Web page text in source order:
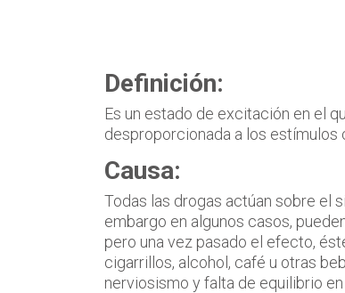
Definición:
Es un estado de excitación en el
desproporcionada a los estímulos
Causa:
Todas las drogas actúan sobre el
embargo en algunos casos,
pero una vez pasado el efecto,
cigarrillos, alcohol, café u otras
nerviosismo y falta de equilibrio